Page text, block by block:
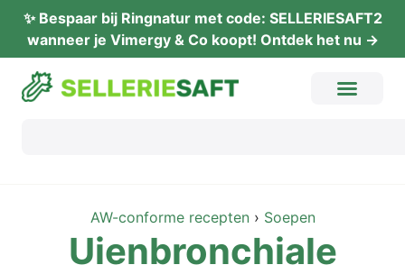
✨ Bes­paar bij Ring­na­tur met code: SELLERIESAFT2
wan­neer je Vimer­gy & Co koopt! Ont­dek het nu →
AW-con­for­me recep­ten› Soe­pen
Uien­bron­chia­le